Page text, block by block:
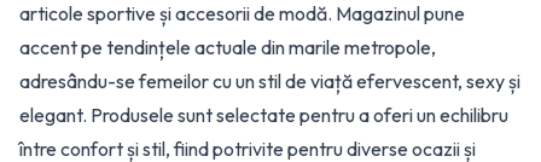
articole sportive și accesorii de modă. Magazinul pune
accent pe tendințele actuale din marile metropole,
adresându-se femeilor cu un stil de viață efervescent, sexy și
elegant. Produsele sunt selectate pentru a oferi un echilibru
între confort și stil, fiind potrivite pentru diverse ocazii și